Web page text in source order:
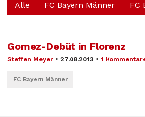
Alle FC Bayern Männer FC
Gomez-Debüt in Florenz
Steffen Meyer • 27.08.2013 • 1
FC Bayern Männer